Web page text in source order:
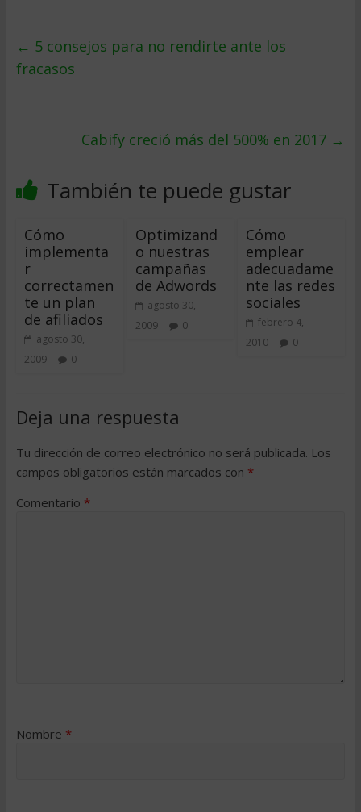
← 5 consejos para no rendirte ante los
fracasos
Cabify creció más del 500% en 2017 →
También te puede gustar
Cómo
implementa
r
correctamen
te un plan
de afiliados
agosto 30,
2009
0
Optimizand
o nuestras
campañas
de Adwords
agosto 30,
2009
0
Cómo
emplear
adecuadame
nte las redes
sociales
febrero 4,
2010
0
Deja una respuesta
Tu dirección de correo electrónico no será publicada. Los
campos obligatorios están marcados con *
Comentario *
Nombre *